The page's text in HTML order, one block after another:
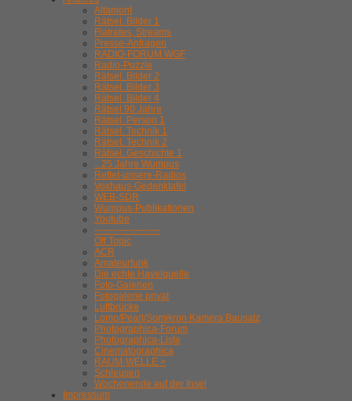
Altamont
Rätsel. Bilder 1
Flatrates, Streams
Presse-Anfragen
RADIO-FORUM WGF
Radio-Puzzle
Rätsel. Bilder 2
Rätsel. Bilder 3
Rätsel. Bilder 4
Rätsel 90 Jahre
Rätsel. Person 1
Rätsel. Technik 1
Rätsel. Technik 2
Rätsel. Geschichte 1
.. 25 Jahre Wumpus
Rettet-unsere-Radios
Voxhaus-Gedenktafel
WEB-SDR
Wumpus-Publikationen
Youtube
---------------------
Off Topic
ACR
Amateurfunk
Die echte Havelquelle
Foto-Galerien
Fotogalerie privat
Luftbrücke
Lomo/Pearl/Somikron Kamera Bausatz
Photographica-Forum
Photographica-Liste
Cinematographica
RAUM-WELLE >
Schleusen
Wochenende auf der Insel
Impressum